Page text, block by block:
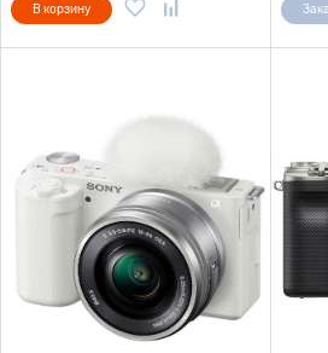
В корзину